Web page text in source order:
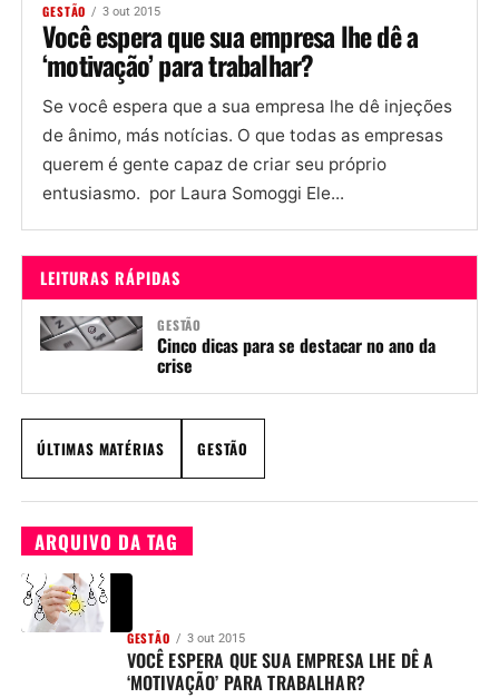
GESTÃO 3 out 2015
Você espera que sua empresa lhe dê a
‘motivação’ para trabalhar?
Se você espera que a sua empresa lhe dê injeções
de ânimo, más notícias. O que todas as empresas
querem é gente capaz de criar seu próprio
entusiasmo. por Laura Somoggi Ele...
LEITURAS RÁPIDAS
GESTÃO
Cinco dicas para se destacar no ano da
crise
ÚLTIMAS MATÉRIAS GESTÃO
ARQUIVO DA TAG
GESTÃO 3 out 2015
VOCÊ ESPERA QUE SUA EMPRESA LHE DÊ A
‘MOTIVAÇÃO’ PARA TRABALHAR?